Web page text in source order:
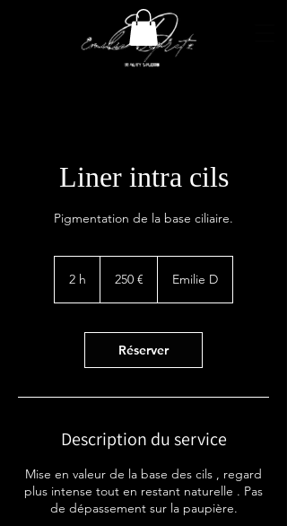
Liner intra cils
Pigmentation de la base ciliaire.
2 h 250 € Emilie D
Réserver
Description du service
Mise en valeur de la base des cils , regard
plus intense tout en restant naturelle . Pas
de dépassement sur la paupière.